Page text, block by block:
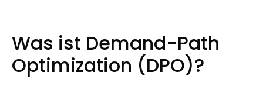
Was ist Demand-Path
Optimization (DPO)?